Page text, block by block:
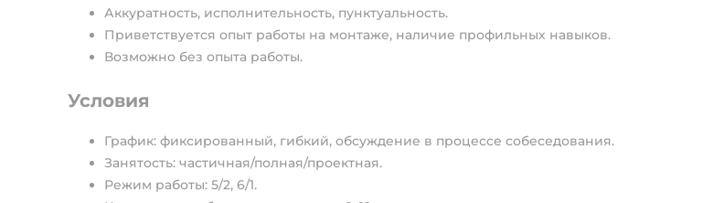
Аккуратность, исполнительность, пунктуальность.
Приветствуется опыт работы на монтаже, наличие профильных навыков.
Возможно без опыта работы.
Условия
График: фиксированный, гибкий, обсуждение в процессе собеседования.
Занятость: частичная/полная/проектная.
Режим работы: 5/2, 6/1.